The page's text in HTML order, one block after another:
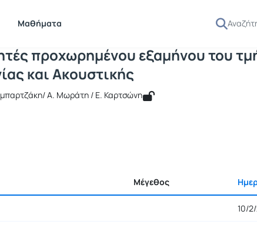
Μαθήματα
φοιτητές προχωρημένου εξαμήνου του...
φοιτητές προχωρημένου
προχωρημένου εξαμήνου του
και Ακουστικής
Α. Μωράτη / Ε. Καρτσώνη
Μέγεθος
10/